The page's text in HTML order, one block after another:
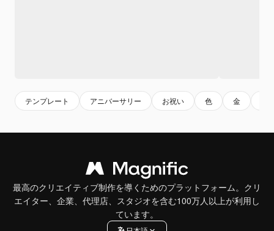
テンプレート アニバーサリー お祝い 色 金
最高のクリエイティブ制作を導くためのプラットフォーム。クリ
エイター、企業、代理店、スタジオを含む100万人以上が利用し
ています。